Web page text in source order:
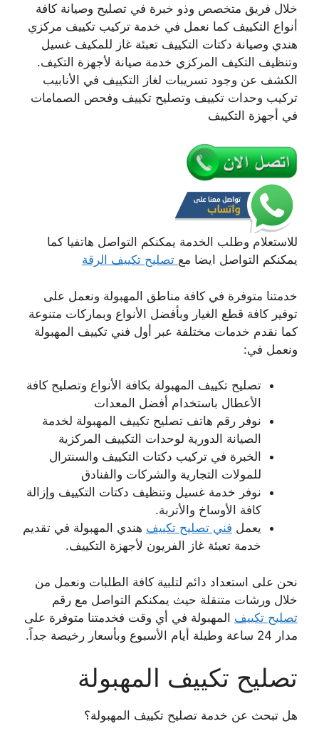
خلال فريق متخصص وذو خبرة في تصليح وصيانة كافة
أنواع التكييف كما نعمل في خدمة تركيب تكييف مركزي
هندي وصيانة دكتات التكييف تعبئة غاز للمكيف غسيل
وتنظيف التكيف المركزي خدمة صيانة لأجهزة التكيف.
الكشف عن وجود تسريبات لغاز التكييف في الأنابيب
تركيب وحدات تكييف وتصليح تكييف وفحص الصمامات
في أجهزة التكييف
للاستعلام وطلب الخدمة يمكنكم التواصل هاتفيا كما
يمكنكم التواصل ايضا مع تصليح تكييف الرقة
خدمتنا متوفرة في كافة مناطق المهبولة ونعمل على
توفير كافة قطع الغيار وبأفضل الأنواع وبماركات متنوعة
كما نقدم خدمات مختلفة عبر أول فني تكييف المهبولة
ونعمل في:
تصليح تكييف المهبولة بكافة الأنواع وتصليح كافة
الأعطال باستخدام أفضل المعدات
نوفر رقم هاتف تصليح تكييف المهبولة لخدمة
الصيانة الدورية لوحدات التكييف المركزية
الخبرة في تركيب دكتات التكييف والسنترال
للمولات التجارية والشركات والفنادق
نوفر خدمة غسيل وتنظيف دكتات التكييف وإزالة
كافة الأوساخ والأتربة.
يعمل فني تصليح تكييف هندي المهبولة في تقديم
خدمة تعبئة غاز الفريون لأجهزة التكييف.
نحن على استعداد دائم لتلبية كافة الطلبات ونعمل من
خلال ورشات متنقلة حيث يمكنكم التواصل مع رقم
تصليح تكييف المهبولة في أي وقت فخدمتنا متوفرة على
مدار 24 ساعة وطيلة أيام الأسبوع وبأسعار رخيصة جداً.
تصليح تكييف المهبولة
هل تبحث عن خدمة تصليح تكييف المهبولة؟